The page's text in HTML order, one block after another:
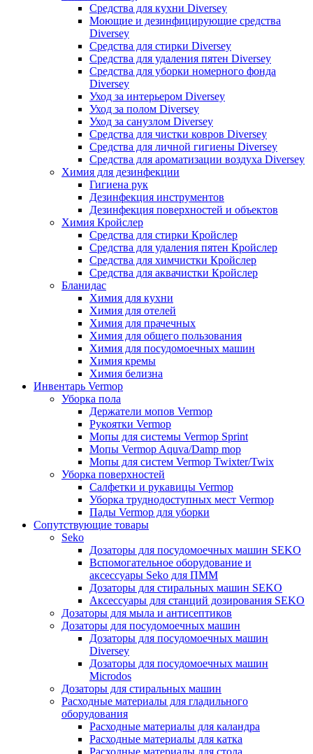
Средства для кухни Diversey
Моющие и дезинфицирующие средства
Diversey
Средства для стирки Diversey
Средства для удаления пятен Diversey
Средства для уборки номерного фонда
Diversey
Уход за интерьером Diversey
Уход за полом Diversey
Уход за санузлом Diversey
Средства для чистки ковров Diversey
Средства для личной гигиены Diversey
Средства для ароматизации воздуха Diversey
Химия для дезинфекции
Гигиена рук
Дезинфекция инструментов
Дезинфекция поверхностей и объектов
Химия Кройслер
Средства для стирки Кройслер
Средства для удаления пятен Кройслер
Средства для химчистки Кройслер
Средства для аквачистки Кройслер
Бланидас
Химия для кухни
Химия для отелей
Химия для прачечных
Химия для общего пользования
Химия для посудомоечных машин
Химия кремы
Химия белизна
Инвентарь Vermop
Уборка пола
Держатели мопов Vermop
Рукоятки Vermop
Мопы для системы Vermop Sprint
Мопы Vermop Aquva/Damp mop
Мопы для систем Vermop Twixter/Twix
Уборка поверхностей
Салфетки и рукавицы Vermop
Уборка труднодоступных мест Vermop
Пады Vermop для уборки
Сопутствующие товары
Seko
Дозаторы для посудомоечных машин SEKO
Вспомогательное оборудование и
аксессуары Seko для ПММ
Дозаторы для стиральных машин SEKO
Аксессуары для станций дозирования SEKO
Дозаторы для мыла и антисептиков
Дозаторы для посудомоечных машин
Дозаторы для посудомоечных машин
Diversey
Дозаторы для посудомоечных машин
Microdos
Дозаторы для стиральных машин
Расходные материалы для гладильного
оборудования
Расходные материалы для каландра
Расходные материалы для катка
Расходные материалы для стола